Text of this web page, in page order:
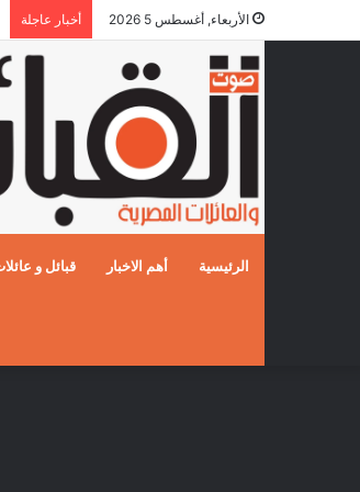
الأربعاء, أغسطس 5 2026 أخبار عاجلة
الرئيسية أهم الاخبار قبائل و